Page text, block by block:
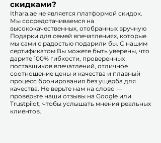
скидками?​
​​Ithara.ae не является платформой скидок.
Мы сосредотачиваемся на
высококачественных, отобранных вручную
Подарки для семей впечатлениях, которые
мы сами с радостью подарили бы. С нашим
сертификатом Вы можете быть уверены, что
дарите 100% гибкости, проверенных
поставщиков впечатлений, отличное
соотношение цены и качества и плавный
процесс бронирования без ущерба для
качества. Не верьте нам на слово —
проверьте наши отзывы на Google или
Trustpilot, чтобы услышать мнения реальных
клиентов.